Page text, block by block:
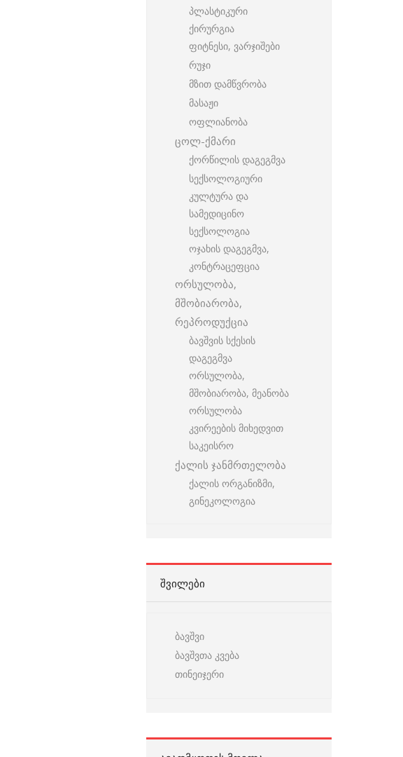
პლასტიკური
ქირურგია
ფიტნესი, ვარჯიშები
რუჯი
მზით დამწვრობა
მასაჟი
ოფლიანობა
ცოლ-ქმარი
ქორწილის დაგეგმვა
სექსოლოგიური
კულტურა და
სამედიცინო
სექსოლოგია
ოჯახის დაგეგმვა,
კონტრაცეფცია
ორსულობა,
მშობიარობა,
რეპროდუქცია
ბავშვის სქესის
დაგეგმვა
ორსულობა,
მშობიარობა, მეანობა
ორსულობა
კვირეების მიხედვით
საკეისრო
ქალის ჯანმრთელობა
ქალის ორგანიზმი,
გინეკოლოგია
ᲨᲕᲘᲚᲔᲑᲘ
ბავშვი
ბავშვთა კვება
თინეიჯერი